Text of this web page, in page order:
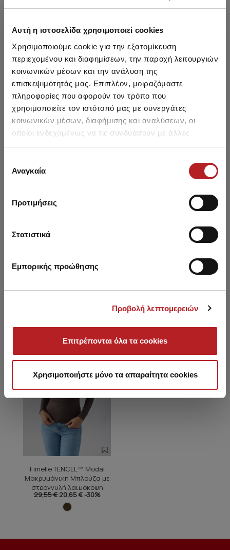
Αυτή η ιστοσελίδα χρησιμοποιεί cookies
Χρησιμοποιούμε cookie για την εξατομίκευση
περιεχομένου και διαφημίσεων, την παροχή λειτουργιών
κοινωνικών μέσων και την ανάλυση της
επισκεψιμότητάς μας. Επιπλέον, μοιραζόμαστε
πληροφορίες που αφορούν τον τρόπο που
χρησιμοποιείτε τον ιστότοπό μας με συνεργάτες
κοινωνικών μέσων, διαφήμισης και αναλύσεων, οι
οποίοι ενδεχομένως να τις συνδυάσουν με άλλες
πληροφορίες που τους έχετε παραχωρήσει ή τις οποίες
των υπηρεσιών τους.
συγκατάθεσης
Αναγκαία
Προτιμήσεις
Στατιστικά
Εμπορικής προώθησης
Προβολή λεπτομερειών
Επιτρέπονται όλα τα cookies
Χρησιμοποιήστε μόνο τα απαραίτητα cookies
Μπορεί να σου αρέσει επίσης
Fimelle TENCEL™ Modal
30,05 €
Fimelle TENCEL™ Modal
Γυναικεία Μακρυμάνικη
-30%
Fimelle TENCEL™ Modal
Μακρυμάνικη Μπλούζα με
στρογγυλή λαιμόκοψη
29,55 €20,65 € -30%